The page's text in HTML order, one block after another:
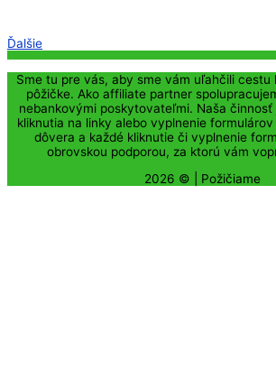
Ďalšie
Sme tu pre vás, aby sme vám uľahčili cestu
pôžičke. Ako affiliate partner
nebankovými poskytovateľmi. Naša
kliknutia na linky alebo vyplnenie formulárov
dôvera a každé kliknutie či vyplnenie
obrovskou podporou, za ktorú vám
2026 © | Požičiame